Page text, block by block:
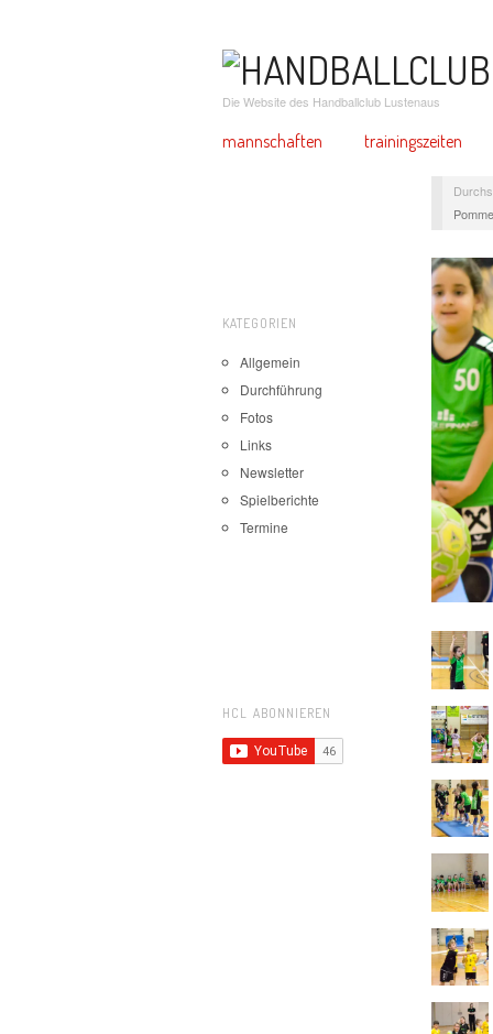
Die Website des Handballclub Lustenaus
mannschaften trainingszeiten
KATEGORIEN
Allgemein
Durchführung
Fotos
Links
Newsletter
Spielberichte
Termine
HCL ABONNIEREN